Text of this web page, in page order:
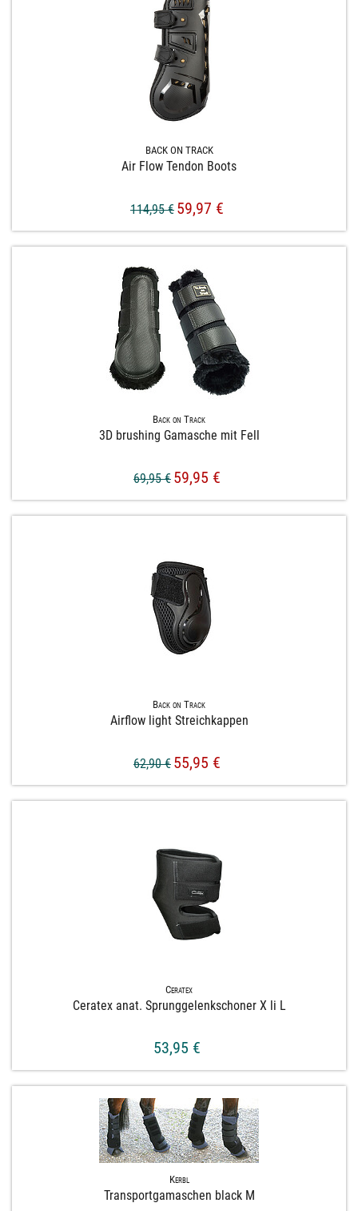
BACK ON TRACK
Air Flow Tendon Boots
114,95 € 59,97 €
Back on Track
3D brushing Gamasche mit Fell
69,95 € 59,95 €
Back on Track
Airflow light Streichkappen
62,90 € 55,95 €
Ceratex
Ceratex anat. Sprunggelenkschoner X li L
53,95 €
Kerbl
Transportgamaschen black M